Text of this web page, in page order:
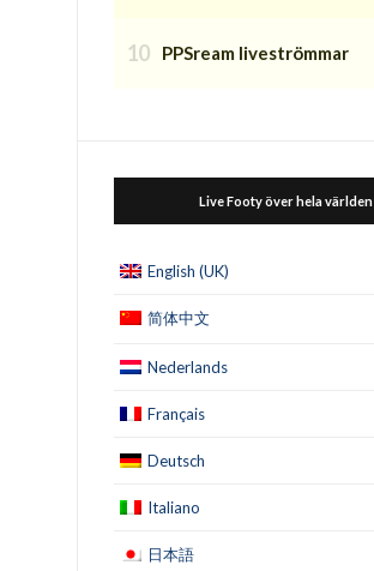
PPSream liveströmmar
Live Footy över hela världen
English (UK)
简体中文
Nederlands
Français
Deutsch
Italiano
日本語